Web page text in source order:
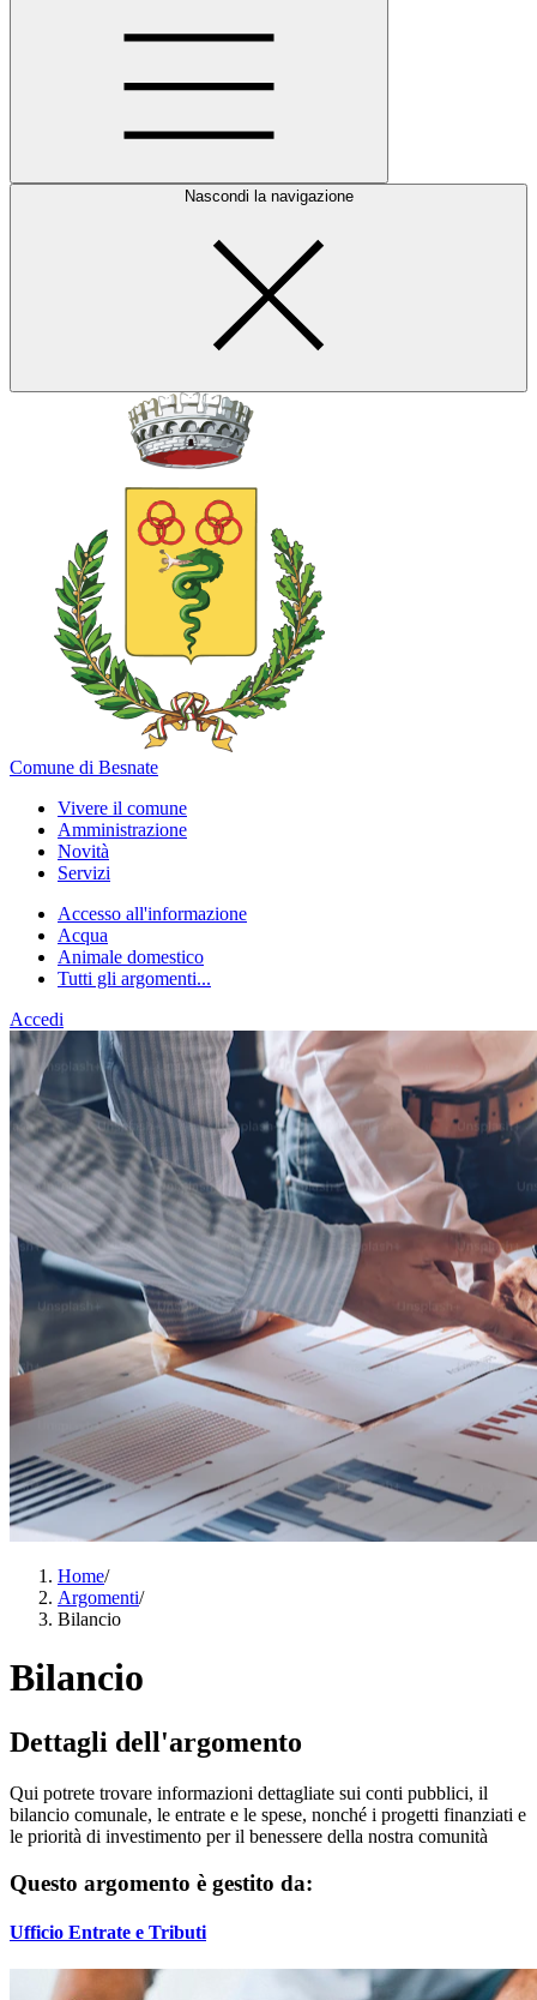
Nascondi la navigazione
Comune di Besnate
Vivere il comune
Amministrazione
Novità
Servizi
Accesso all'informazione
Acqua
Animale domestico
Tutti gli argomenti...
Accedi
Home/
Argomenti/
Bilancio
Bilancio
Dettagli dell'argomento
Qui potrete trovare informazioni dettagliate sui conti pubblici, il
bilancio comunale, le entrate e le spese, nonché i progetti finanziati e
le priorità di investimento per il benessere della nostra comunità
Questo argomento è gestito da:
Ufficio Entrate e Tributi